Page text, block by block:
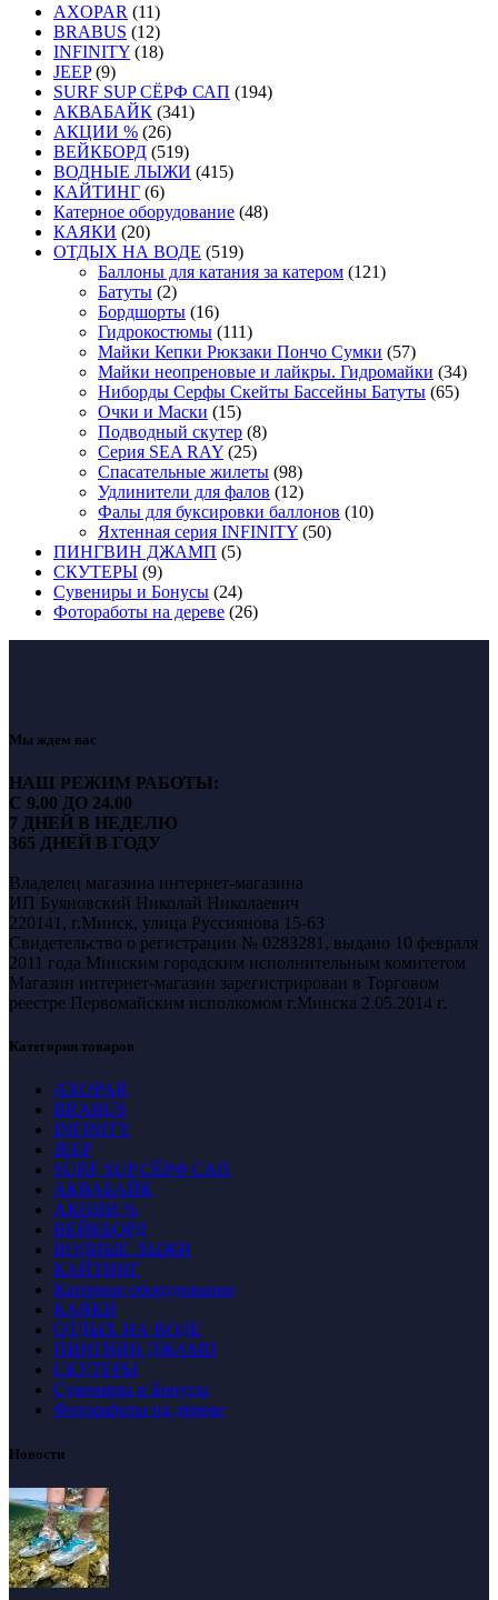
AXOPAR (11)
BRABUS (12)
INFINITY (18)
JEEP (9)
SURF SUP СЁРФ САП (194)
АКВАБАЙК (341)
АКЦИИ % (26)
ВЕЙКБОРД (519)
ВОДНЫЕ ЛЫЖИ (415)
КАЙТИНГ (6)
Катерное оборудование (48)
КАЯКИ (20)
ОТДЫХ НА ВОДЕ (519)
Баллоны для катания за катером (121)
Батуты (2)
Бордшорты (16)
Гидрокостюмы (111)
Майки Кепки Рюкзаки Пончо Сумки (57)
Майки неопреновые и лайкры. Гидромайки (34)
Ниборды Серфы Скейты Бассейны Батуты (65)
Очки и Маски (15)
Подводный скутер (8)
Серия SEA RAY (25)
Спасательные жилеты (98)
Удлинители для фалов (12)
Фалы для буксировки баллонов (10)
Яхтенная серия INFINITY (50)
ПИНГВИН ДЖАМП (5)
СКУТЕРЫ (9)
Сувениры и Бонусы (24)
Фотоработы на дереве (26)
Мы ждем вас
НАШ РЕЖИМ РАБОТЫ:
С 9.00 ДО 24.00
7 ДНЕЙ В НЕДЕЛЮ
365 ДНЕЙ В ГОДУ
Владелец магазина интернет-магазина
ИП Буяновский Николай Николаевич
220141, г.Минск, улица Руссиянова 15-63
Свидетельство о регистрации № 0283281, выдано 10 февраля
2011 года Минским городским исполнительным комитетом
Магазин интернет-магазин зарегистрирован в Торговом
реестре Первомайским исполкомом г.Минска 2.05.2014 г.
Категории товаров
AXOPAR
BRABUS
INFINITY
JEEP
SURF SUP СЁРФ САП
АКВАБАЙК
АКЦИИ %
ВЕЙКБОРД
ВОДНЫЕ ЛЫЖИ
КАЙТИНГ
Катерное оборудование
КАЯКИ
ОТДЫХ НА ВОДЕ
ПИНГВИН ДЖАМП
СКУТЕРЫ
Сувениры и Бонусы
Фотоработы на дереве
Новости